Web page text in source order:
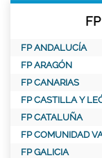
FP ANDALUCÍA
FP ARAGÓN
FP CANARIAS
FP CASTILLA Y
FP CATALUÑA
FP COMUNIDAD
FP GALICIA